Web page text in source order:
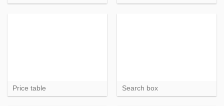
Price table Search box